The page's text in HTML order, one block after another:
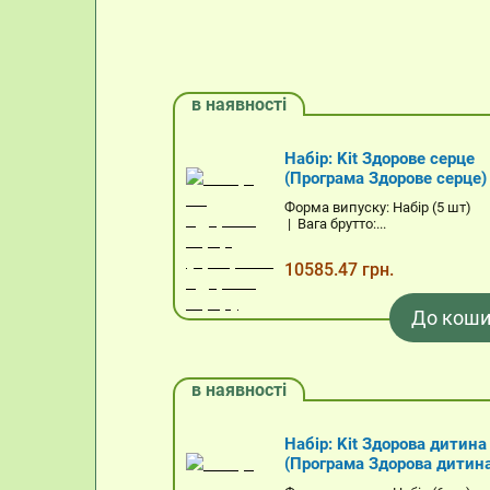
в наявності
Набір: Kit Здорове серце
(Програма Здорове серце)
Форма випуску: Набір (5 шт)
| Вага брутто:...
10585.47 грн.
До
в наявності
Набір: Kit Здорова дитина
(Програма Здорова